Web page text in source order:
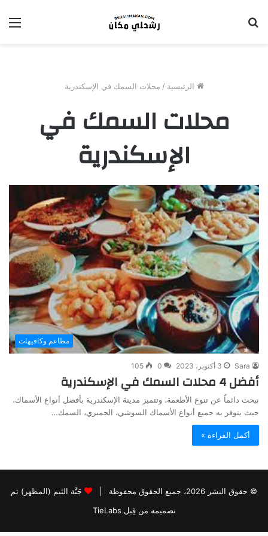
الرئيسية / محلات السمك في الإسكندرية
محلات السمك في
الإسكندرية
مطاعم وكافيهات
Sara 3 أكتوبر، 2023 0
105
أفضل 4 محلات السمك في الإسكندرية
نبحث دائماً عن تنوع الأطعمة، وتتميز مدينة الإسكندرية بأفضل أنواع الأسماك،
حيث يتوفر به جميع أنواع الأسماك السوشي، الجمبري، السمك…
أكمل القراءة »
© حقوق النشر 2026، جميع الحقوق محفوظة |
جَنَّة الثيم (المظهر) تم
تصميمه من قِبل TieLabs